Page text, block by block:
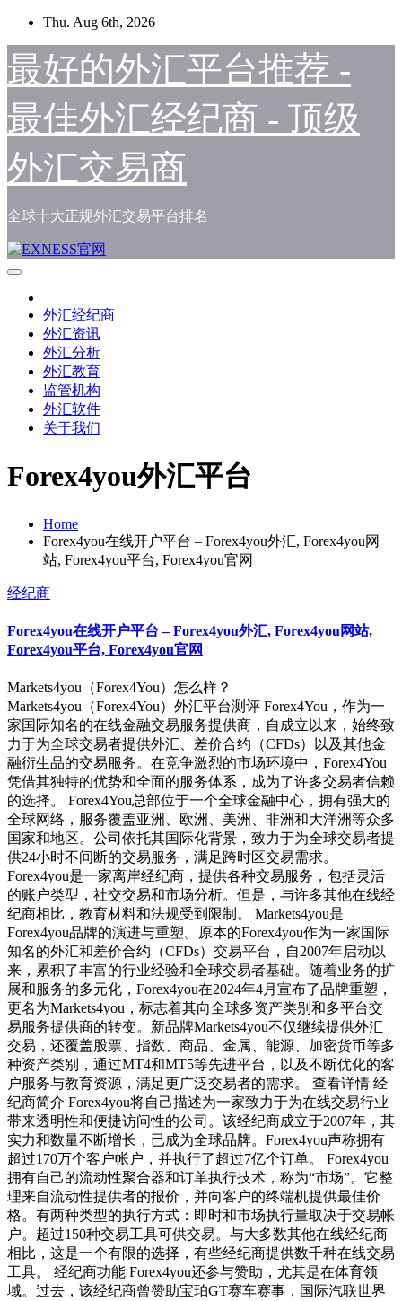
Skip
content
Thu. Aug 6th, 2026
最好的外汇平台推荐 -
最佳外汇经纪商 - 顶级
外汇交易商
全球十大正规外汇交易平台排名
外汇经纪商
外汇资讯
外汇分析
外汇教育
监管机构
外汇软件
关于我们
Forex4you外汇平台
Home
Forex4you在线开户平台 – Forex4you外汇, Forex4you网
站, Forex4you平台, Forex4you官网
经纪商
Forex4you在线开户平台 – Forex4you外汇, Forex4you网站,
Forex4you平台, Forex4you官网
Markets4you（Forex4You）怎么样？
Markets4you（Forex4You）外汇平台测评 Forex4You，作为一
家国际知名的在线金融交易服务提供商，自成立以来，始终致
力于为全球交易者提供外汇、差价合约（CFDs）以及其他金
融衍生品的交易服务。在竞争激烈的市场环境中，Forex4You
凭借其独特的优势和全面的服务体系，成为了许多交易者信赖
的选择。 Forex4You总部位于一个全球金融中心，拥有强大的
全球网络，服务覆盖亚洲、欧洲、美洲、非洲和大洋洲等众多
国家和地区。公司依托其国际化背景，致力于为全球交易者提
供24小时不间断的交易服务，满足跨时区交易需求。
Forex4you是一家离岸经纪商，提供各种交易服务，包括灵活
的账户类型，社交交易和市场分析。但是，与许多其他在线经
纪商相比，教育材料和法规受到限制。 Markets4you是
Forex4you品牌的演进与重塑。原本的Forex4you作为一家国际
知名的外汇和差价合约（CFDs）交易平台，自2007年启动以
来，累积了丰富的行业经验和全球交易者基础。随着业务的扩
展和服务的多元化，Forex4you在2024年4月宣布了品牌重塑，
更名为Markets4you，标志着其向全球多资产类别和多平台交
易服务提供商的转变。新品牌Markets4you不仅继续提供外汇
交易，还覆盖股票、指数、商品、金属、能源、加密货币等多
种资产类别，通过MT4和MT5等先进平台，以及不断优化的客
户服务与教育资源，满足更广泛交易者的需求。 查看详情 经
纪商简介 Forex4you将自己描述为一家致力于为在线交易行业
带来透明性和便捷访问性的公司。该经纪商成立于2007年，其
实力和数量不断增长，已成为全球品牌。Forex4you声称拥有
超过170万个客户帐户，并执行了超过7亿个订单。 Forex4you
拥有自己的流动性聚合器和订单执行技术，称为“市场”。它整
理来自流动性提供者的报价，并向客户的终端机提供最佳价
格。有两种类型的执行方式：即时和市场执行量取决于交易帐
户。超过150种交易工具可供交易。与大多数其他在线经纪商
相比，这是一个有限的选择，有些经纪商提供数千种在线交易
工具。 经纪商功能 Forex4you还参与赞助，尤其是在体育领
域。过去，该经纪商曾赞助宝珀GT赛车赛事，国际汽联世界